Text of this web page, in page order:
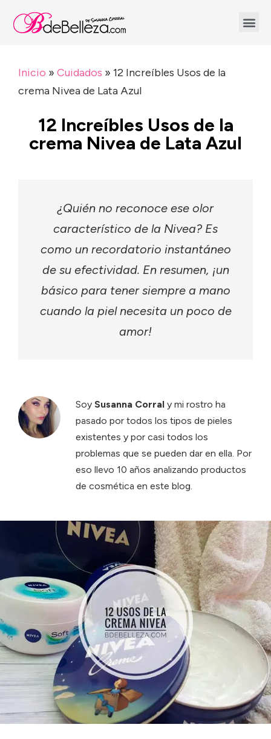
Inicio » Cuidados » 12 Increíbles Usos de la
crema Nivea de Lata Azul
12 Increíbles Usos de la
crema Nivea de Lata Azul
¿Quién no reconoce ese olor
característico de la Nivea? Es
como un recordatorio instantáneo
de su efectividad. En resumen, ¡un
básico para tener siempre a mano
cuando la piel necesita un poco de
amor!
Soy Susanna Corral y mi rostro ha
pasado por todos los tipos de pieles
existentes y por casi todos los
problemas que se pueden dar en ella. Por
eso llevo 10 años analizando productos
de cosmética en este blog.